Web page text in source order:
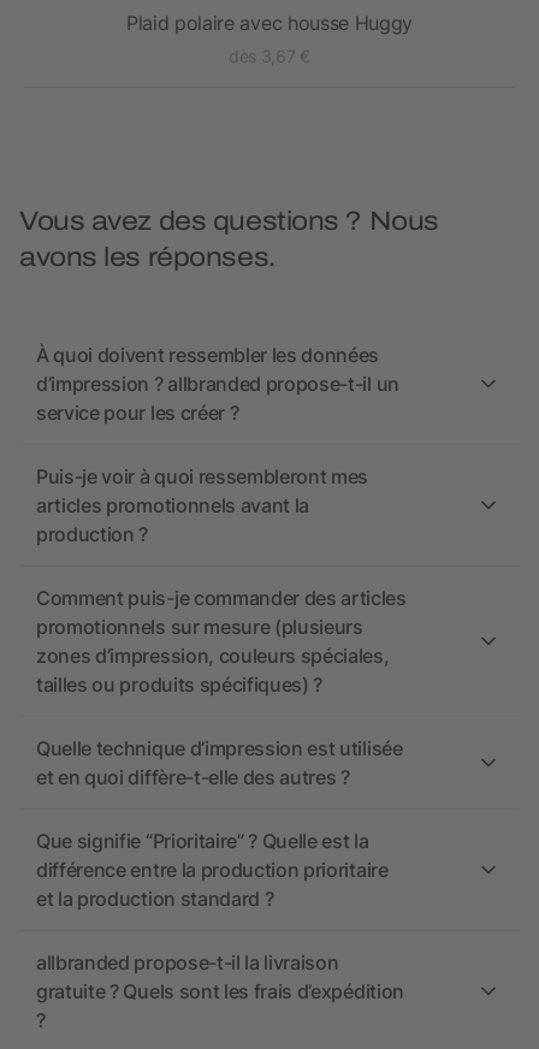
Plaid polaire avec housse Huggy
dès 3,67 €
Vous avez des questions ? Nous
avons les réponses.
À quoi doivent ressembler les données
d’impression ? allbranded propose-t-il un
service pour les créer ?
Puis-je voir à quoi ressembleront mes
articles promotionnels avant la
production ?
Comment puis-je commander des articles
promotionnels sur mesure (plusieurs
zones d’impression, couleurs spéciales,
tailles ou produits spécifiques) ?
Quelle technique d’impression est utilisée
et en quoi diffère-t-elle des autres ?
Que signifie “Prioritaire” ? Quelle est la
différence entre la production prioritaire
et la production standard ?
allbranded propose-t-il la livraison
gratuite ? Quels sont les frais d’expédition
?